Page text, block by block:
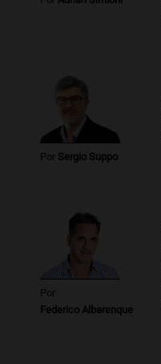
Por Sergio Suppo
Por
Federico Albarenque